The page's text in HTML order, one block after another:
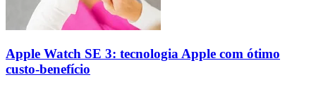
Apple Watch SE 3: tecnologia Apple com ótimo
custo-benefício